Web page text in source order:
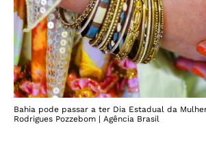
Bahia pode passar a ter Dia Estadual da
Rodrigues Pozzebom | Agência Brasil